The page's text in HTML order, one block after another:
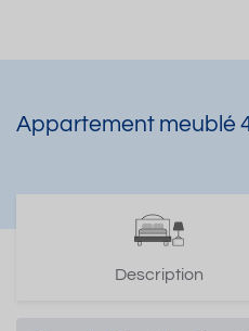
Appartement meublé
Description